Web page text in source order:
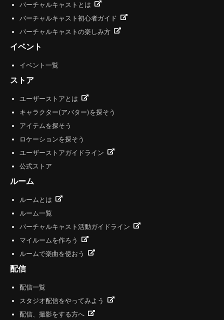
バーチャルキャストとは
バーチャルキャスト初心者ガイド
バーチャルキャストの楽しみ方
イベント
イベント一覧
ストア
ユーザーストアとは
キャラクター(アバター)を探そう
アイテムを探そう
ロケーションを探そう
ユーザーストアガイドライン
公式ストア
ルーム
ルームとは
ルーム一覧
バーチャルキャスト活動ガイドライン
マイルームを作ろう
ルームで楽曲を使おう
配信
配信一覧
スタジオ配信をやってみよう
配信、撮影をする方へ